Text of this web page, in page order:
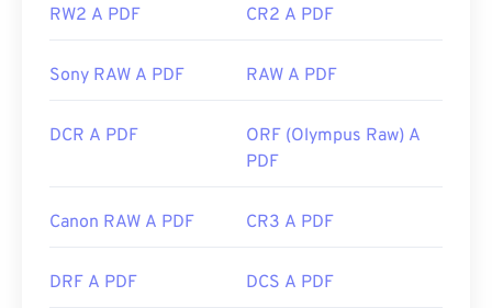
https://en.wikipedia.org/wiki/
adobe/about-adobe-pdf.html
RW2 A PDF CR2 A PDF
Sony RAW A PDF RAW A PDF
DCR A PDF
ORF (Olympus Raw) A
PDF
Canon RAW A PDF CR3 A PDF
DRF A PDF DCS A PDF